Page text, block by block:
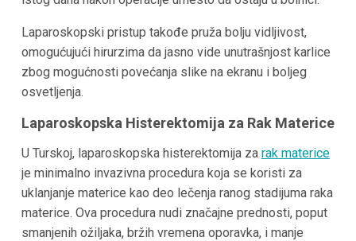
Laparoskopski pristup takođe pruža bolju vidljivost,
omogućujući hirurzima da jasno vide unutrašnjost karlice
zbog mogućnosti povećanja slike na ekranu i boljeg
osvetljenja.
Laparoskopska Histerektomija za Rak Materice
U Turskoj, laparoskopska histerektomija za rak materice
je minimalno invazivna procedura koja se koristi za
uklanjanje materice kao deo lečenja ranog stadijuma raka
materice. Ova procedura nudi značajne prednosti, poput
smanjenih ožiljaka, bržih vremena oporavka, i manje